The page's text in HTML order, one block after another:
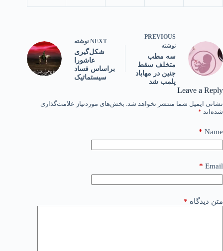
PREVIOUS
نوشته
سه مطب
متخلف سقط
جنین در مهاباد
پلمب شد
NEXT نوشته
شکل‌گیری
عاشورا
براساس فساد
سیستماتیک
Leave a Reply
نشانی ایمیل شما منتشر نخواهد شد. بخش‌های موردنیاز علامت‌گذاری
شده‌اند *
Name
*
Email
*
متن دیدگاه *